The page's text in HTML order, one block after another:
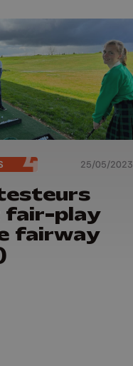
25/05/2023
fair-play
fairway